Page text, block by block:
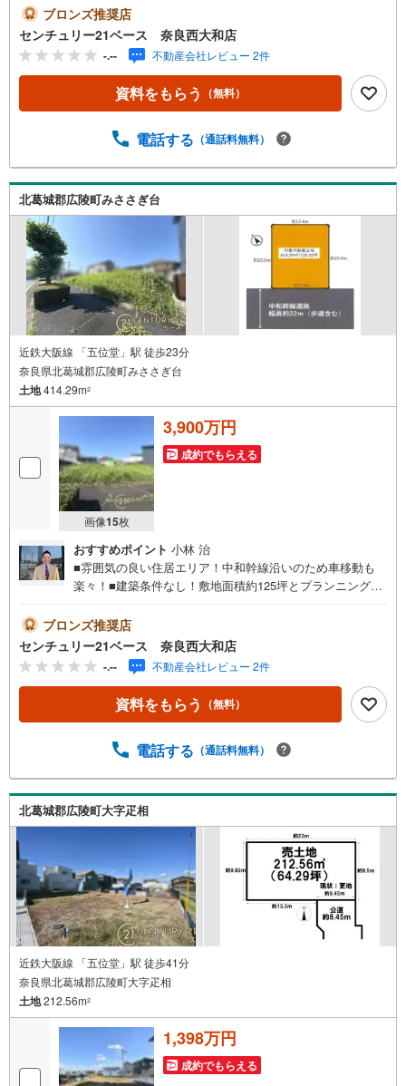
中！・お仕事終わりのお時間でもご見学可！・今から見た
い！というお声にもご対応できます！◇住宅ローンもお任
せください！◇・提携銀行多数あり（地方銀行・都市銀
行・信用金庫etc）・優遇後適用金利 0.875％～（審査内容
により異なります）--- ◇◇ Yahoo！不動産キャンペーン対
象店舗 ◇◇ ----当店で物件を成約いただくとPayPayボーナ
ーン】の対象になります。「資料をもらう」「見学予約を
でログインのうえお問い合わせください。------------------------
-----
ブロンズ推奨店
センチュリー21ベース 奈良西大和店
-.-- 不動産会社レビュー 2件
資料をもらう （無料）
電話する （通話料無料）
北葛城郡広陵町みささぎ台
近鉄大阪線 「五位堂」駅 徒歩23分
奈良県北葛城郡広陵町みささぎ台
土地414.29m2
画像15枚
3,900万円
成約でもらえる
おすすめポイント 小林 治
■雰囲気の良い住居エリア！中和幹線沿いのため車移動も
楽々！■建築条件なし！敷地面積約125坪とプランニング幅
中！・お仕事終わりのお時間でもご見学可！・今から見た
い！というお声にもご対応できます！◇住宅ローンもお任
せください！◇・提携銀行多数あり（地方銀行・都市銀
行・信用金庫etc）・優遇後適用金利 0.875％～（審査内容
により異なります）--- ◇◇ Yahoo！不動産キャンペーン対
象店舗 ◇◇ ----当店で物件を成約いただくとPayPayボーナ
ーン】の対象になります。「資料をもらう」「見学予約を
でログインのうえお問い合わせください。------------------------
-----
ブロンズ推奨店
センチュリー21ベース 奈良西大和店
-.-- 不動産会社レビュー 2件
資料をもらう （無料）
電話する （通話料無料）
北葛城郡広陵町大字疋相
近鉄大阪線 「五位堂」駅 徒歩41分
奈良県北葛城郡広陵町大字疋相
土地212.56m2
1,398万円
成約でもらえる